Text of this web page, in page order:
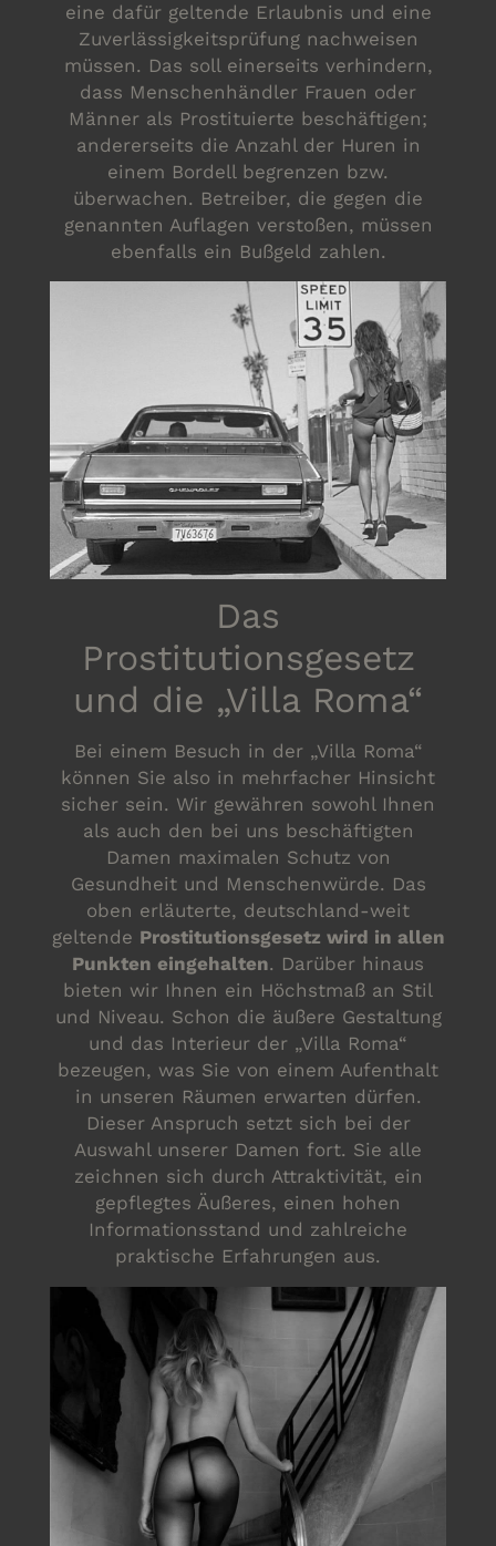
eine dafür geltende Erlaubnis und eine
Zuverlässigkeitsprüfung nachweisen
müssen. Das soll einerseits verhindern,
dass Menschenhändler Frauen oder
Männer als Prostituierte beschäftigen;
andererseits die Anzahl der Huren in
einem Bordell begrenzen bzw.
überwachen. Betreiber, die gegen die
genannten Auflagen verstoßen, müssen
ebenfalls ein Bußgeld zahlen.
Das
Prostitutionsgesetz
und die „Villa Roma“
Bei einem Besuch in der „Villa Roma“
können Sie also in mehrfacher Hinsicht
sicher sein. Wir gewähren sowohl Ihnen
als auch den bei uns beschäftigten
Damen maximalen Schutz von
Gesundheit und Menschenwürde. Das
oben erläuterte, deutschland-weit
geltende Prostitutionsgesetz wird in allen
Punkten eingehalten. Darüber hinaus
bieten wir Ihnen ein Höchstmaß an Stil
und Niveau. Schon die äußere Gestaltung
und das Interieur der „Villa Roma“
bezeugen, was Sie von einem Aufenthalt
in unseren Räumen erwarten dürfen.
Dieser Anspruch setzt sich bei der
Auswahl unserer Damen fort. Sie alle
zeichnen sich durch Attraktivität, ein
gepflegtes Äußeres, einen hohen
Informationsstand und zahlreiche
praktische Erfahrungen aus.